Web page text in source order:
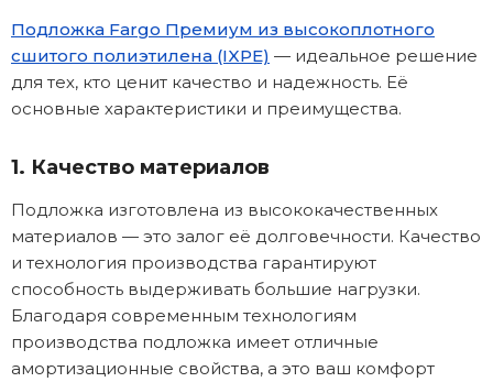
Подложка Fargo Премиум из высокоплотного
сшитого полиэтилена (IXPE) — идеальное решение
для тех, кто ценит качество и надежность. Её
основные характеристики и преимущества.
1. Качество материалов
Подложка изготовлена из высококачественных
материалов — это залог её долговечности. Качество
и технология производства гарантируют
способность выдерживать большие нагрузки.
Благодаря современным технологиям
производства подложка имеет отличные
амортизационные свойства, а это ваш комфорт